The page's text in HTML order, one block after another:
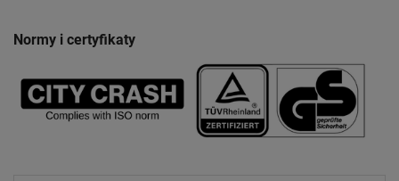
Normy i certyfikaty